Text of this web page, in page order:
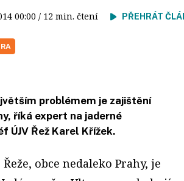
00:00 / 12 min. čtení PŘEHRÁT
problémem je zajištění
říká expert na jaderné
ÚJV Řež Karel Křížek.
obce nedaleko Prahy, je